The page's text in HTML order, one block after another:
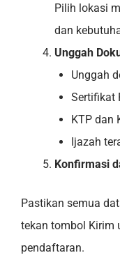
Pilih lokasi
dan
Unggah
Unggah
Sertifikat
KTP dan
Ijazah
Konfirmasi
Pastikan semua
tekan tombol Kirim
pendaftaran.